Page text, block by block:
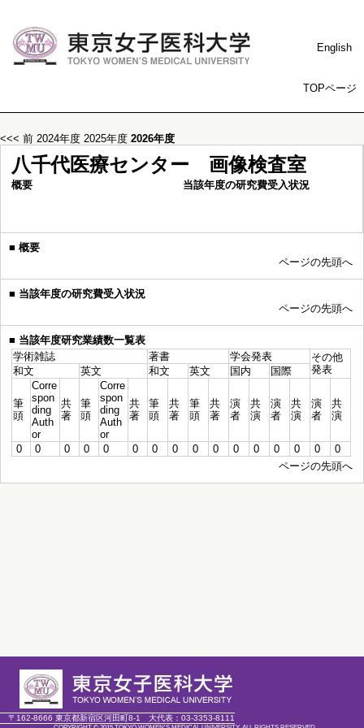
English
TOPページ
<<< 前 2024年度 2025年度 2026年度
八千代医療センター 画像検査室
概要 当該年度の研究費受入状況
■ 概要
ページの先頭へ
■ 当該年度の研究費受入状況
ページの先頭へ
■ 当該年度研究業績数一覧表
学術雑誌
著書 学会発表
その他
発表
和文 英文 和文 英文 国内 国際
筆
頭
Corre
spon
ding
Auth
or
共
著
筆
頭
Corre
spon
ding
Auth
or
共
著
筆
頭
共
著
筆
頭
共
著
演
者
共
演
演
者
共
演
演
者
共
演
0 0 0 0 0 0 0 0 0 0 0 0 0 0 0
0
ページの先頭へ
〒162-8666 東京都新宿区河田町8-1 大代表： 03-3353-8111